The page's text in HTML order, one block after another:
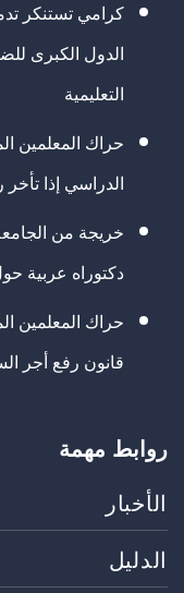
كرامي تستنكر
الدول الكبرى
التعليمية
حراك المعلمين
الدراسي إذا
خريجة من
دكتوراه عربية
حراك المعلمين
قانون رفع أجر
روابط مهمة
الأخبار
الدليل